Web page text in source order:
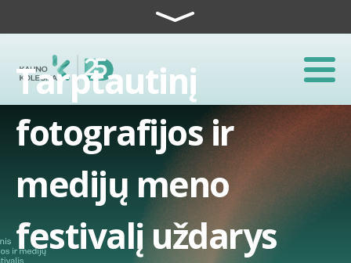
Tarptautinį
fotografijos ir
medijų meno
festivalį uždarys